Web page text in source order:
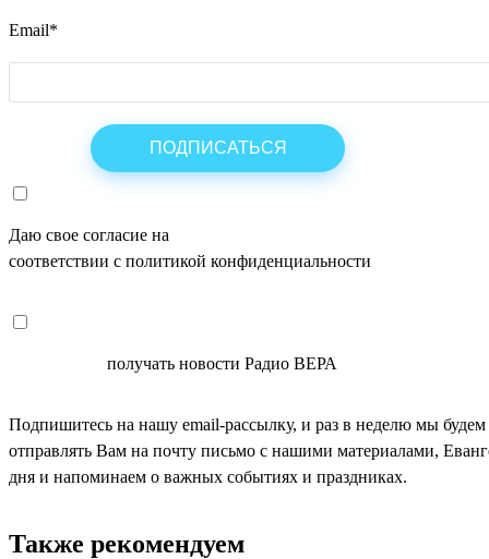
Email*
Даю свое согласие на
соответствии с политикой конфиденциальности
получать новости Радио ВЕРА
Подпишитесь на нашу email-рассылку, и раз в неделю мы будем
отправлять Вам на почту письмо с нашими материалами,
дня и напоминаем о важных событиях и праздниках.
Также рекомендуем